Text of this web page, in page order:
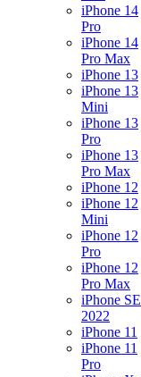
iPhone 14
Pro
iPhone 14
Pro Max
iPhone 13
iPhone 13
Mini
iPhone 13
Pro
iPhone 13
Pro Max
iPhone 12
iPhone 12
Mini
iPhone 12
Pro
iPhone 12
Pro Max
iPhone SE
2022
iPhone 11
iPhone 11
Pro